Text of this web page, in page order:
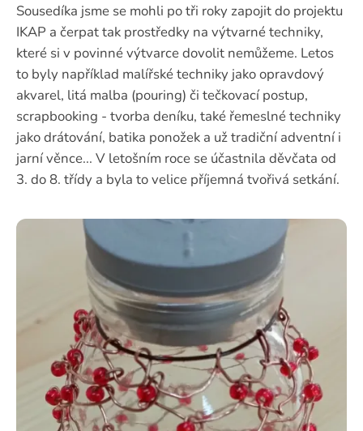
Sousedíka jsme se mohli po tři roky zapojit do projektu
IKAP a čerpat tak prostředky na výtvarné techniky,
které si v povinné výtvarce dovolit nemůžeme. Letos
to byly například malířské techniky jako opravdový
akvarel, litá malba (pouring) či tečkovací postup,
scrapbooking - tvorba deníku, také řemeslné techniky
jako drátování, batika ponožek a už tradiční adventní i
jarní věnce... V letošním roce se účastnila děvčata od
3. do 8. třídy a byla to velice příjemná tvořivá setkání.